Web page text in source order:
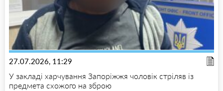
27.07.2026, 11:29
У закладі харчування Запоріжжя чоловік стріляв із
предмета схожого на зброю